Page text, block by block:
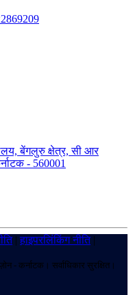
बेंगलुरु क्षेत्र, सी आर
- 560001
|हाइपरलिंकिंग नीति|
- कर्नाटक। सर्वाधिकार सुरक्षित।